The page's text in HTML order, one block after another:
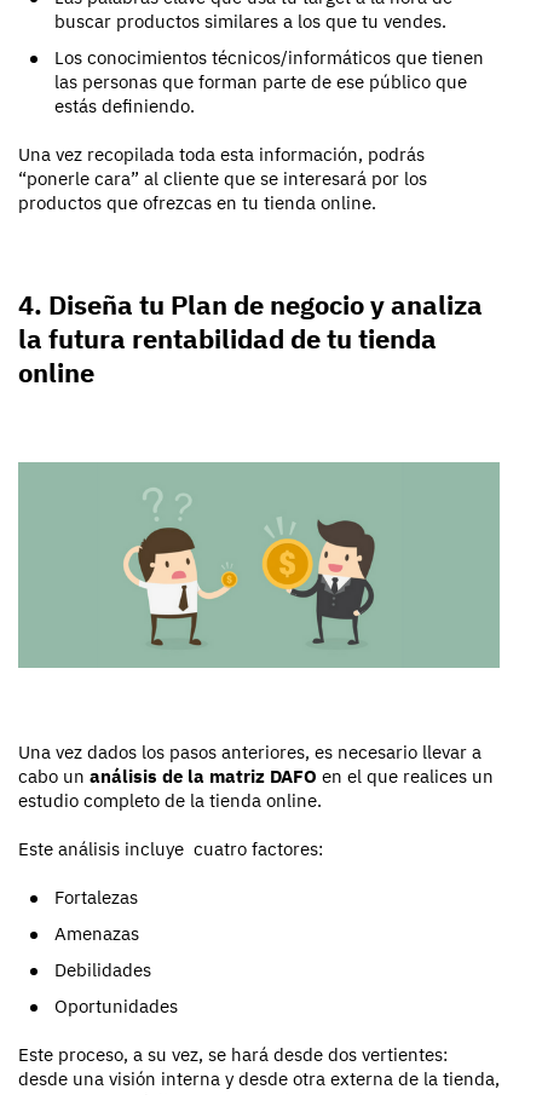
buscar productos similares a los que tu vendes.
Los conocimientos técnicos/informáticos que tienen
las personas que forman parte de ese público que
estás definiendo.
Una vez recopilada toda esta información, podrás
“ponerle cara” al cliente que se interesará por los
productos que ofrezcas en tu tienda online.
4. Diseña tu Plan de negocio y analiza
la futura rentabilidad de tu tienda
online
Una vez dados los pasos anteriores, es necesario llevar a
cabo un análisis de la matriz DAFO en el que realices un
estudio completo de la tienda online.
Este análisis incluye cuatro factores:
Fortalezas
Amenazas
Debilidades
Oportunidades
Este proceso, a su vez, se hará desde dos vertientes:
desde una visión interna y desde otra externa de la tienda,